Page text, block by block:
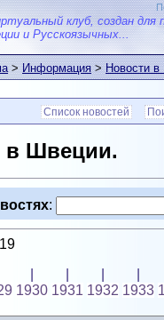
клуб, создан для
и Русскоязычных...
>Информация>Новости
Список новостей
в Швеции.
:
1930 1931 1932 1933